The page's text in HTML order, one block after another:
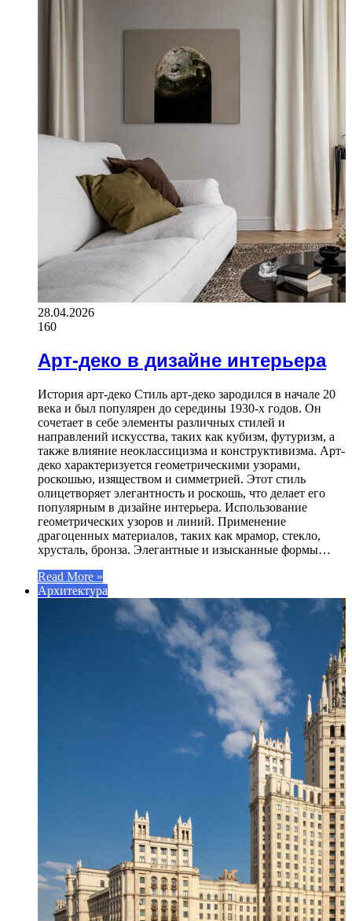
28.04.2026
160
Арт-деко в дизайне интерьера
История арт-деко Стиль арт-деко зародился в начале 20
века и был популярен до середины 1930-х годов. Он
сочетает в себе элементы различных стилей и
направлений искусства, таких как кубизм, футуризм, а
также влияние неоклассицизма и конструктивизма. Арт-
деко характеризуется геометрическими узорами,
роскошью, изяществом и симметрией. Этот стиль
олицетворяет элегантность и роскошь, что делает его
популярным в дизайне интерьера. Использование
геометрических узоров и линий. Применение
драгоценных материалов, таких как мрамор, стекло,
хрусталь, бронза. Элегантные и изысканные формы…
Read More »
Архитектура